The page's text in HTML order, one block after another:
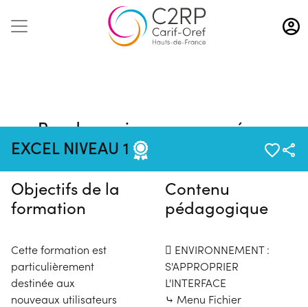
Aller
au
contenu
EXCEL NIVEAU 1
Pas de session programmée en
ce moment
Objectifs de la
formation
Cette formation est
particulièrement
destinée aux
nouveaux utilisateurs
Contenu
pédagogique
 ENVIRONNEMENT :
S'APPROPRIER
L'INTERFACE
⤷ Menu Fichier